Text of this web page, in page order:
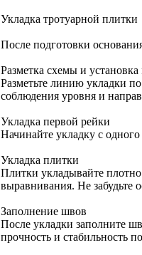
Укладка тротуарной плитки
После подготовки
Разметка схемы и установка
Разметьте линию укладки
соблюдения уровня и
Укладка первой рейки
Начинайте укладку с
Укладка плитки
Плитки укладывайте
выравнивания. Не
Заполнение швов
После укладки заполните
прочность и стабильность